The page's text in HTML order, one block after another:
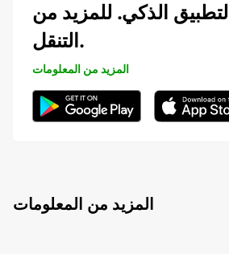
الذكي. للمزيد من
التنقل.
المزيد من المعلومات
المزيد من المعلومات